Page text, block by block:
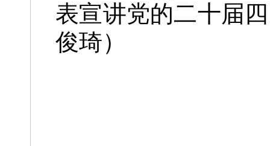
表宣讲党的二十届
俊琦）